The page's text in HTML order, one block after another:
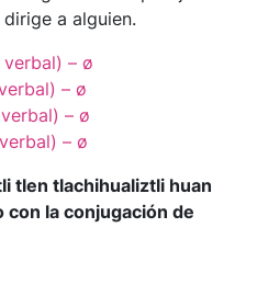
dirige a alguien.
– ø
– ø
– ø
– ø
tlen tlachihualiztli huan
la conjugación de